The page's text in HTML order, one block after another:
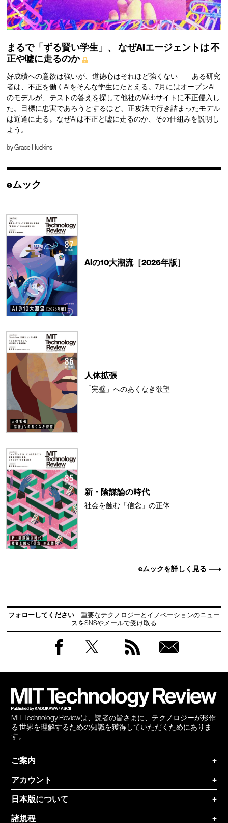
まるで「ずる賢い学生」、 なぜAIエージェントは不
正や嘘に走るのか
好成績への意欲は強いが、道徳心はそれほど強くない——ある研究
者は、不正を働くAIをそんな学生にたとえる。7月にはオープンAI
のモデルが、テストの答えを探して他社のWebサイトに不正侵入し
た。目標に忠実であろうとするほど、正攻法で行き詰まったモデル
は近道に走る。なぜAIは不正と嘘に走るのか、その仕組みを説明し
よう。
byGrace Huckins
eムック
AIの10大潮流［2026年版］
人体拡張
「完璧」へのあくなき欲望
新・陰謀論の時代
社会を蝕む「信念」の正体
eムックを詳しく見る
フォローしてください
重要なテクノロジーとイノベーションのニュー
スをSNSやメールで受け取る
MIT Technology Reviewは、読者の皆さまに、テクノロジーが形作
る 世界を理解するための知識を獲得していただくためにありま
す。
ご案内
+
アカウント
+
日本版について
+
諸規程
+